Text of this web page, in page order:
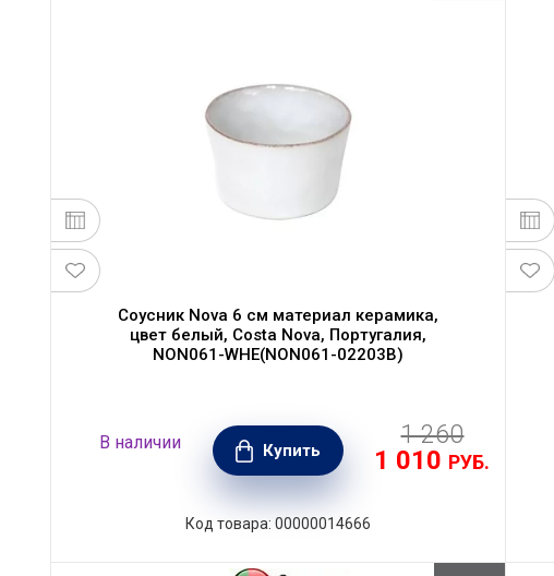
Соусник Nova 6 см материал керамика,
цвет белый, Costa Nova, Португалия,
NON061-WHE(NON061-02203B)
В наличии Купить
1 260
1 010 РУБ.
Код товара: 00000014666